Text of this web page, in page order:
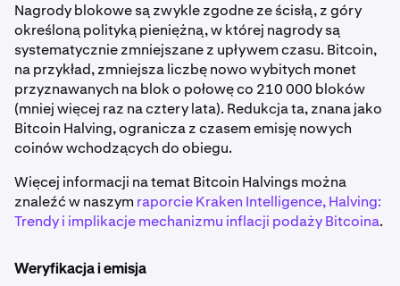
Nagrody blokowe są zwykle zgodne ze ścisłą, z góry
określoną polityką pieniężną, w której nagrody są
systematycznie zmniejszane z upływem czasu. Bitcoin,
na przykład, zmniejsza liczbę nowo wybitych monet
przyznawanych na blok o połowę co 210 000 bloków
(mniej więcej raz na cztery lata). Redukcja ta, znana jako
Bitcoin Halving, ogranicza z czasem emisję nowych
coinów wchodzących do obiegu.
Więcej informacji na temat Bitcoin Halvings można
znaleźć w naszym raporcie Kraken Intelligence, Halving:
Trendy i implikacje mechanizmu inflacji podaży Bitcoina.
Weryfikacja i emisja